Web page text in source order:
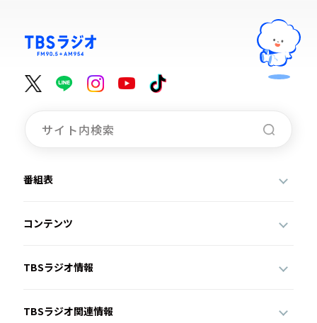
番組表
コンテンツ
TBSラジオ情報
TBSラジオ関連情報